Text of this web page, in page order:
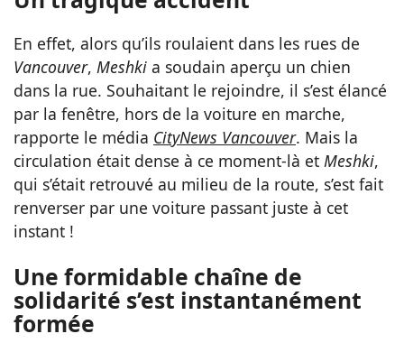
En effet, alors qu’ils roulaient dans les rues de
Vancouver, Meshki a soudain aperçu un chien
dans la rue. Souhaitant le rejoindre, il s’est élancé
par la fenêtre, hors de la voiture en marche,
rapporte le média CityNews Vancouver. Mais la
circulation était dense à ce moment-là et Meshki,
qui s’était retrouvé au milieu de la route, s’est fait
renverser par une voiture passant juste à cet
instant !
Une formidable chaîne de
solidarité s’est instantanément
formée